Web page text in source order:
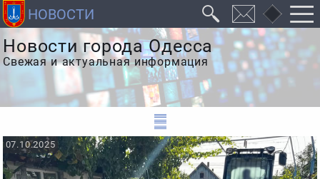
Новости города Одесса
Свежая и актуальная информация
07.10.2025